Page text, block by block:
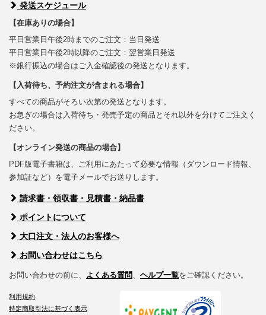
発送スケジュール
【在庫ありの場合】
平日営業日午後2時までのご注文：当日発送
平日営業日午後2時以降のご注文：翌営業日発送
※銀行振込の場合はご入金確認後の発送となります。
【入荷待ち、予約注文が含まれる場合】
すべての商品がそろい次第の発送となります。
お急ぎの場合は入荷待ち・発売予定の商品とそれ以外を分けてご注文く
ださい。
【オンライン発送の商品の場合】
PDF版電子書籍は、ご利用にあたって必要な情報（ダウンロード情報、
参加証など）を電子メールでお送りします。
請求書・領収書・見積書・納品書
ポイントについて
大口注文・法人のお客様へ
お問い合わせはこちら
お問い合わせの前に、 よくある質問、 ヘルプ一覧をご確認ください。
利用規約
特定商取引法に基づく表示